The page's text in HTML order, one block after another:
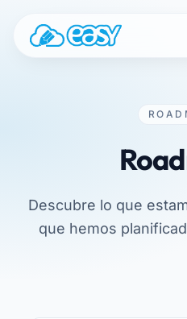
Descubre lo que
que hemos